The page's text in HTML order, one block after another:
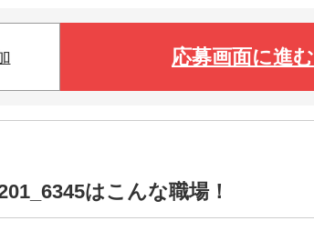
応募画面に進む
はこんな職場！